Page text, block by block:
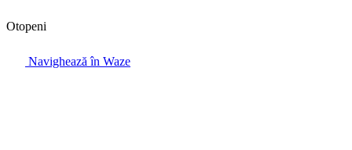
Otopeni
Navighează în Waze